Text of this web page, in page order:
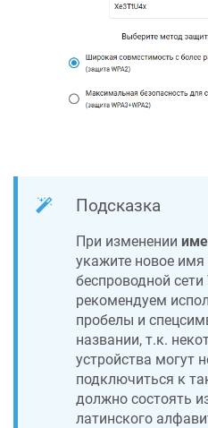
Подсказка
При изменении
укажите новое
беспроводной сети
рекомендуем
пробелы и
названии, т.к.
устройства могут
подключиться к
должно состоять
латинского